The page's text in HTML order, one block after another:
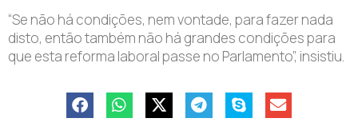
“Se não há condições, nem vontade, para fazer nada
disto, então também não há grandes condições para
que esta reforma laboral passe no Parlamento”, insistiu.